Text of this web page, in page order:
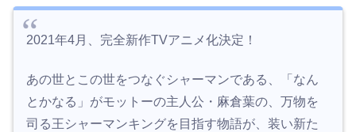
2021年4月、完全新作TVアニメ化決定！
あの世とこの世をつなぐシャーマンである、「なん
とかなる」がモットーの主人公・麻倉葉の、万物を
司る王シャーマンキングを目指す物語が、装い新た